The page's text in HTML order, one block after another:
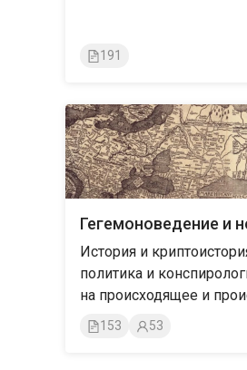
191
Гегемоноведение и
История и
политика и
на происходящее и
153 53